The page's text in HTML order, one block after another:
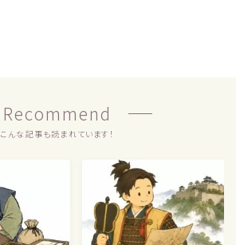
Recommend
こんな記事も読まれています！